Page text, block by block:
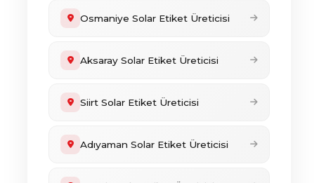
Osmaniye Solar Etiket Üreticisi
Aksaray Solar Etiket Üreticisi
Siirt Solar Etiket Üreticisi
Adıyaman Solar Etiket Üreticisi